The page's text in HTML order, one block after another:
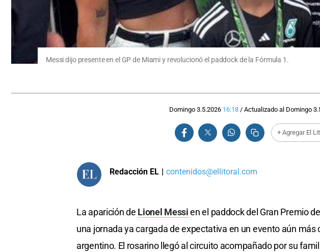
Messi dijo presente en el GP de Miami y revolucionó el paddock de la Fórmula 1.
Domingo 3.5.2026 16:18/ Actualizado al Domingo
+ Agregar El
Redacción EL | contenidos@ellitoral.com
La aparición de Lionel Messien el paddock del Gran Premio
una jornada ya cargada de expectativa en un evento aún más
argentino. El rosarino llegó al circuito acompañado por su